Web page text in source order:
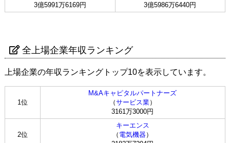
3億5991万6169円
3億5986万6440円
全上場企業年収ランキング
上場企業の年収ランキングトップ10を表示しています。
1位
M&Aキャピタルパートナーズ
（サービス業）
3161万3000円
2位
キーエンス
（ 電気機器）